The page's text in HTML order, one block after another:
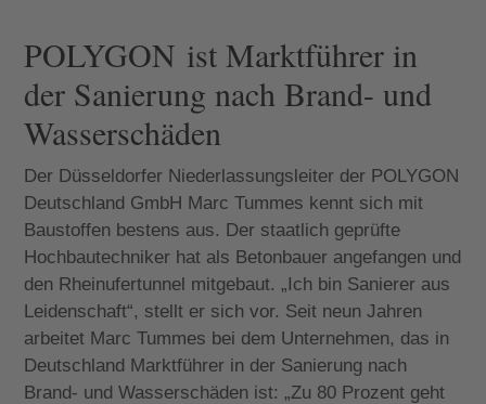
POLYGON ist Marktführer in
der Sanierung nach Brand- und
Wasserschäden
Der Düsseldorfer Niederlassungsleiter der POLYGON
Deutschland GmbH Marc Tummes kennt sich mit
Baustoffen bestens aus. Der staatlich geprüfte
Hochbautechniker hat als Betonbauer angefangen und
den Rheinufertunnel mitgebaut. „Ich bin Sanierer aus
Leidenschaft“, stellt er sich vor. Seit neun Jahren
arbeitet Marc Tummes bei dem Unternehmen, das in
Deutschland Marktführer in der Sanierung nach
Brand- und Wasserschäden ist: „Zu 80 Prozent geht